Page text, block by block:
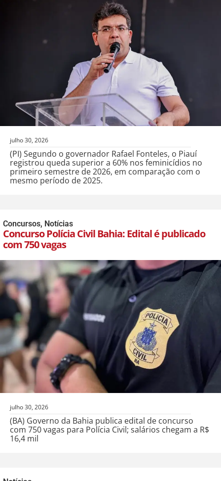
julho 30, 2026
(PI) Segundo o governador Rafael Fonteles, o Piauí
registrou queda superior a 60% nos feminicídios no
primeiro semestre de 2026, em comparação com o
mesmo período de 2025.
Concursos, Notícias
Concurso Polícia Civil Bahia: Edital é publicado
com 750 vagas
julho 30, 2026
(BA) Governo da Bahia publica edital de concurso
com 750 vagas para Polícia Civil; salários chegam a R$
16,4 mil